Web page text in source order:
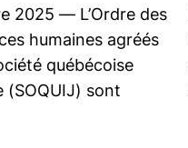
2025 — L’Ordre des
humaines agréés
québécoise
(SOQUIJ) sont